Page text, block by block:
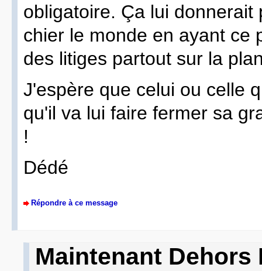
obligatoire. Ça lui
chier le monde en ayant ce
des litiges partout sur la
J'espère que celui ou celle
qu'il va lui faire fermer sa
!
Dédé
Répondre à ce message
Maintenant Dehors